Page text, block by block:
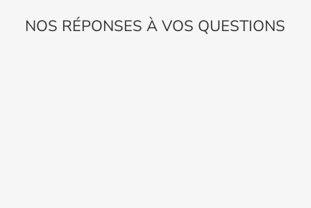
NOS RÉPONSES À VOS QUESTIONS